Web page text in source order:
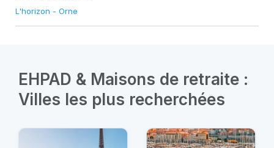
L'horizon - Orne
EHPAD & Maisons de retraite :
Villes les plus recherchées